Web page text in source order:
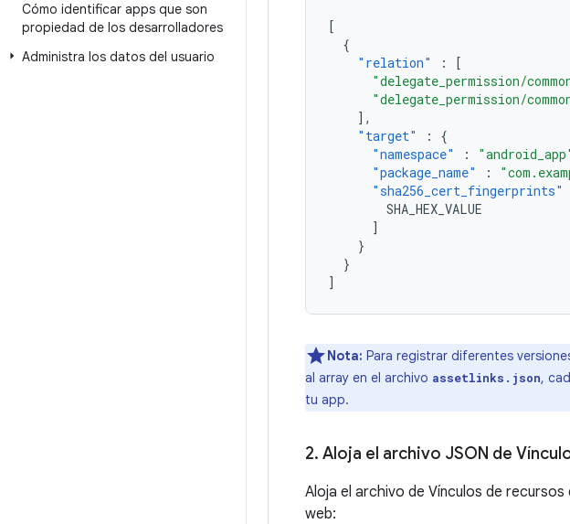
Cómo identificar apps que son
propiedad de los desarrolladores
Administra los datos del usuario
[
{
"relation"
:
[
"delegate_permission/
"delegate_permission/
],
"target"
:
{
"namespace"
:
"package_name"
:
"sha256_cert_fingerprints"
SHA_HEX_VALUE
]
}
}
]
Nota: Para registrar diferentes
al array en el archivo assetlinks.json,
tu app.
2. Aloja el archivo JSON de
Aloja el archivo de Vínculos de
web: